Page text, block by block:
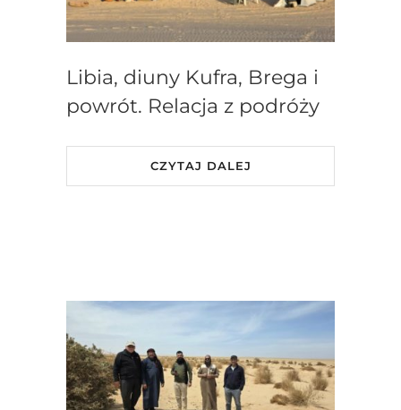
Libia, diuny Kufra, Brega i
powrót. Relacja z podróży
CZYTAJ DALEJ